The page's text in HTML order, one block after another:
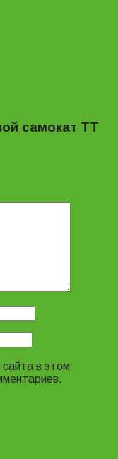
самокат TT
в этом